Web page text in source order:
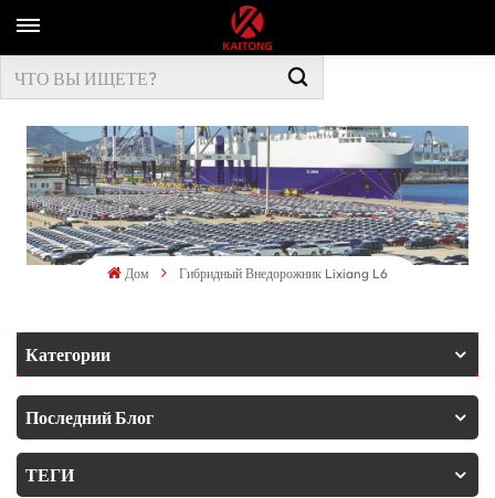
Дом Гибридный Внедорожник Lixiang L6
Категории
Последний Блог
ТЕГИ